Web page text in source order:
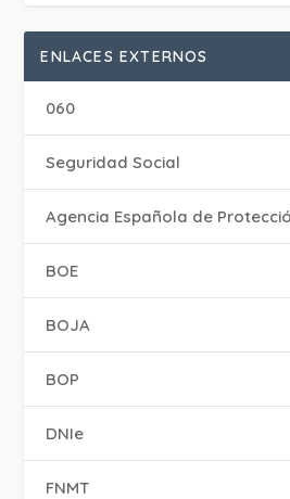
ENLACES EXTERNOS
060
Seguridad Social
Agencia Española de
BOE
BOJA
BOP
DNIe
FNMT